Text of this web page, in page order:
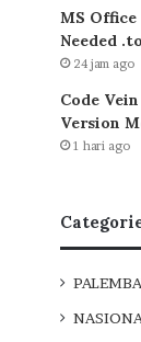
MS Office
Needed
24 jam ago
Code
Version
1 hari ago